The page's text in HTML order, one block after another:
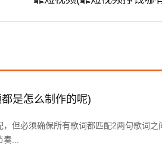
是怎么制作的呢)
但必须确保所有歌词都匹配2两句歌词之
...